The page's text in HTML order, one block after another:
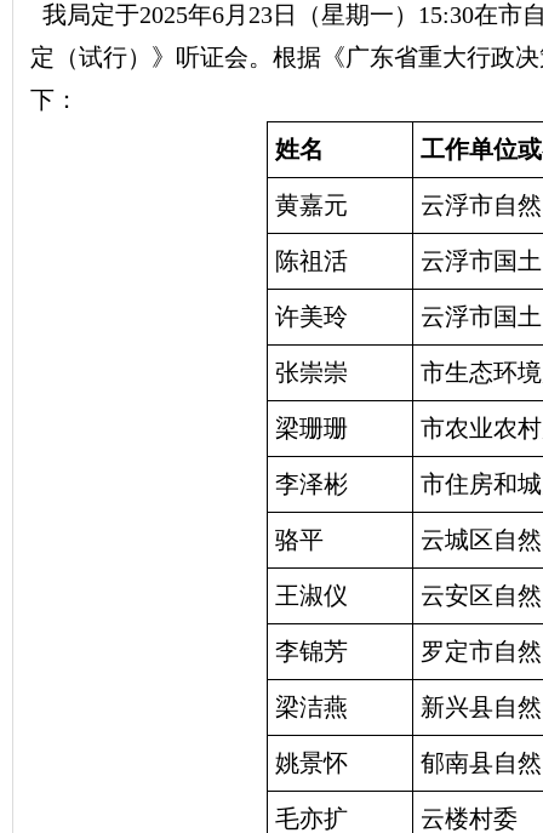
我局定于2025年6月23日（星期一）15:30在
定（试行）》听证会。根据《广东省重大行政
下：
姓名
工作单位
黄嘉元 云浮市自
陈祖活 云浮市国
许美玲 云浮市国
张崇崇 市生态环
梁珊珊 市农业农
李泽彬 市住房和
骆平 云城区自
王淑仪 云安区自
李锦芳 罗定市自
梁洁燕 新兴县自
姚景怀 郁南县自
毛亦扩 云楼村委